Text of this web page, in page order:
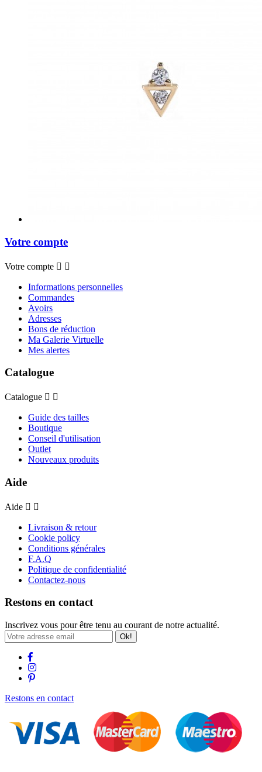
Votre compte
Votre compte  
Informations personnelles
Commandes
Avoirs
Adresses
Bons de réduction
Ma Galerie Virtuelle
Mes alertes
Catalogue
Catalogue  
Guide des tailles
Boutique
Conseil d'utilisation
Outlet
Nouveaux produits
Aide
Aide  
Livraison & retour
Cookie policy
Conditions générales
F.A.Q
Politique de confidentialité
Contactez-nous
Restons en contact
Inscrivez vous pour être tenu au courant de notre actualité.
Ok!
Restons en contact